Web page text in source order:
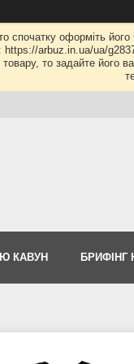
оформіть
https://arbuz.in.ua/ua/
то задайте
КАВУН БРИФІНГ